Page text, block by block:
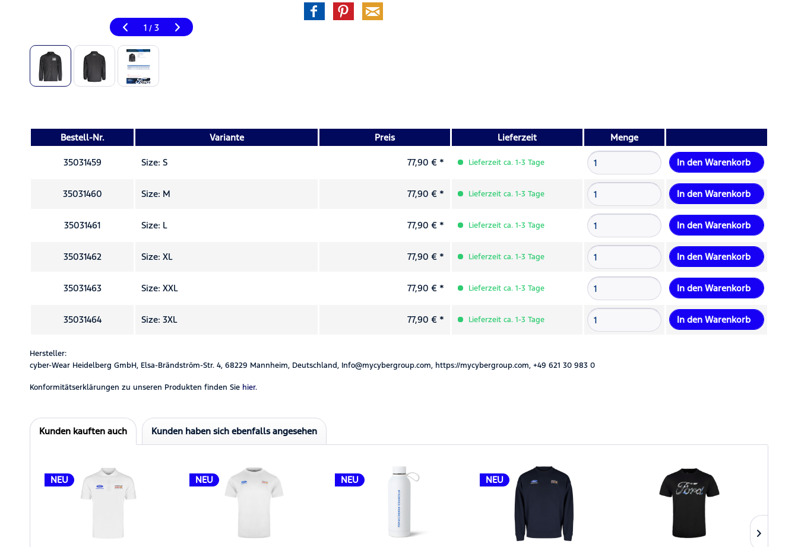
1 / 3
Bestell-Nr. Variante Preis Lieferzeit Menge
35031459 Size: S 77,90 € * Lieferzeit ca. 1-3 Tage In den Warenkorb
35031460 Size: M 77,90 € * Lieferzeit ca. 1-3 Tage In den Warenkorb
35031461 Size: L 77,90 € * Lieferzeit ca. 1-3 Tage In den Warenkorb
35031462 Size: XL 77,90 € * Lieferzeit ca. 1-3 Tage In den Warenkorb
35031463 Size: XXL 77,90 € * Lieferzeit ca. 1-3 Tage In den Warenkorb
35031464 Size: 3XL 77,90 € * Lieferzeit ca. 1-3 Tage In den Warenkorb
Hersteller:
cyber-Wear Heidelberg GmbH, Elsa-Brändström-Str. 4, 68229 Mannheim, Deutschland, Info@mycybergroup.com, https://mycybergroup.com, +49 621 30 983 0
Konformitätserklärungen zu unseren Produkten finden Sie hier.
Kunden kauften auch Kunden haben sich ebenfalls angesehen
NEU NEU NEU NEU